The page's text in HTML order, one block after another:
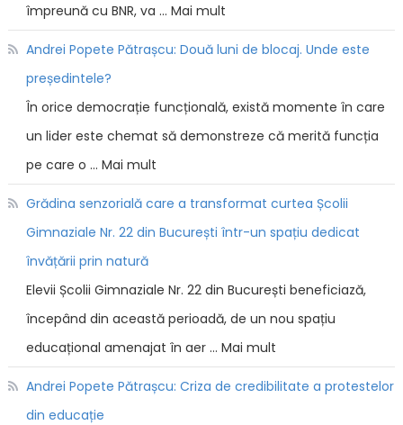
împreună cu BNR, va … Mai mult
Andrei Popete Pătrașcu: Două luni de blocaj. Unde este
președintele?
În orice democrație funcțională, există momente în care
un lider este chemat să demonstreze că merită funcția
pe care o … Mai mult
Grădina senzorială care a transformat curtea Școlii
Gimnaziale Nr. 22 din București într-un spațiu dedicat
învățării prin natură
Elevii Școlii Gimnaziale Nr. 22 din București beneficiază,
începând din această perioadă, de un nou spațiu
educațional amenajat în aer … Mai mult
Andrei Popete Pătrașcu: Criza de credibilitate a protestelor
din educație